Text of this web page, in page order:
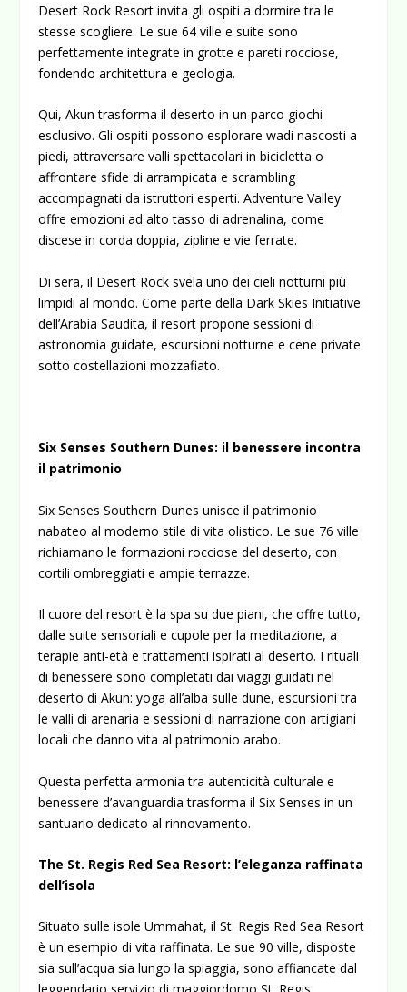
Desert Rock Resort invita gli ospiti a dormire tra le
stesse scogliere. Le sue 64 ville e suite sono
perfettamente integrate in grotte e pareti rocciose,
fondendo architettura e geologia.
Qui, Akun trasforma il deserto in un parco giochi
esclusivo. Gli ospiti possono esplorare wadi nascosti a
piedi, attraversare valli spettacolari in bicicletta o
affrontare sfide di arrampicata e scrambling
accompagnati da istruttori esperti. Adventure Valley
offre emozioni ad alto tasso di adrenalina, come
discese in corda doppia, zipline e vie ferrate.
Di sera, il Desert Rock svela uno dei cieli notturni più
limpidi al mondo. Come parte della Dark Skies Initiative
dell’Arabia Saudita, il resort propone sessioni di
astronomia guidate, escursioni notturne e cene private
sotto costellazioni mozzafiato.
Six Senses Southern Dunes: il benessere incontra
il patrimonio
Six Senses Southern Dunes unisce il patrimonio
nabateo al moderno stile di vita olistico. Le sue 76 ville
richiamano le formazioni rocciose del deserto, con
cortili ombreggiati e ampie terrazze.
Il cuore del resort è la spa su due piani, che offre tutto,
dalle suite sensoriali e cupole per la meditazione, a
terapie anti-età e trattamenti ispirati al deserto. I rituali
di benessere sono completati dai viaggi guidati nel
deserto di Akun: yoga all’alba sulle dune, escursioni tra
le valli di arenaria e sessioni di narrazione con artigiani
locali che danno vita al patrimonio arabo.
Questa perfetta armonia tra autenticità culturale e
benessere d’avanguardia trasforma il Six Senses in un
santuario dedicato al rinnovamento.
The St. Regis Red Sea Resort: l’eleganza raffinata
dell’isola
Situato sulle isole Ummahat, ilSt. Regis Red Sea Resort
è un esempio di vita raffinata. Le sue 90 ville, disposte
sia sull’acqua sia lungo la spiaggia, sono affiancate dal